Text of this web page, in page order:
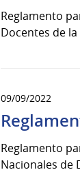
Reglamento
Docentes de
09/09/2022
Reglamento
Nacionales de